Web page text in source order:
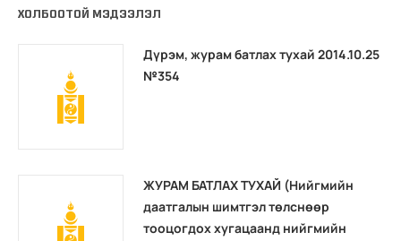
ХОЛБООТОЙ МЭДЭЭЛЭЛ
Дүрэм, журам батлах тухай 2014.10.25
№354
ЖУРАМ БАТЛАХ ТУХАЙ (Нийгмийн
даатгалын шимтгэл төлснөөр
тооцогдох хугацаанд нийгмийн